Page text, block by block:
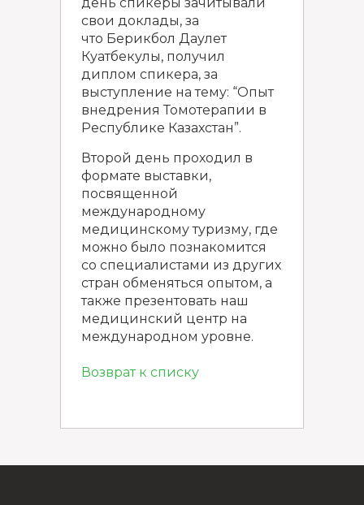
свои доклады, за
что Берикбол Даулет
Куатбекулы, получил
диплом спикера, за
выступление на тему: “Опыт
внедрения Томотерапии в
Республике Казахстан”.
Второй день проходил в
формате выставки,
посвященной
международному
медицинскому туризму, где
можно было познакомится
со специалистами из других
стран обменяться опытом, а
также презентовать наш
медицинский центр на
международном уровне.
Возврат к списку